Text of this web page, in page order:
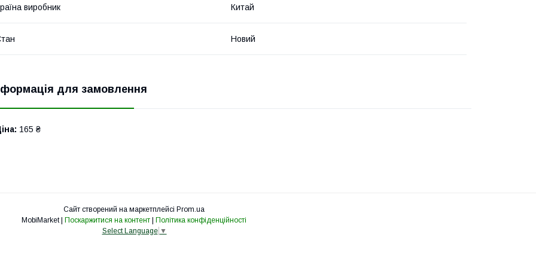
виробник Китай
Новий
для замовлення
165 ₴
Сайт створений на маркетплейсі Prom.ua
MobiMarket | Поскаржитися на контент | Політика конфіденційності
Select Language ▼